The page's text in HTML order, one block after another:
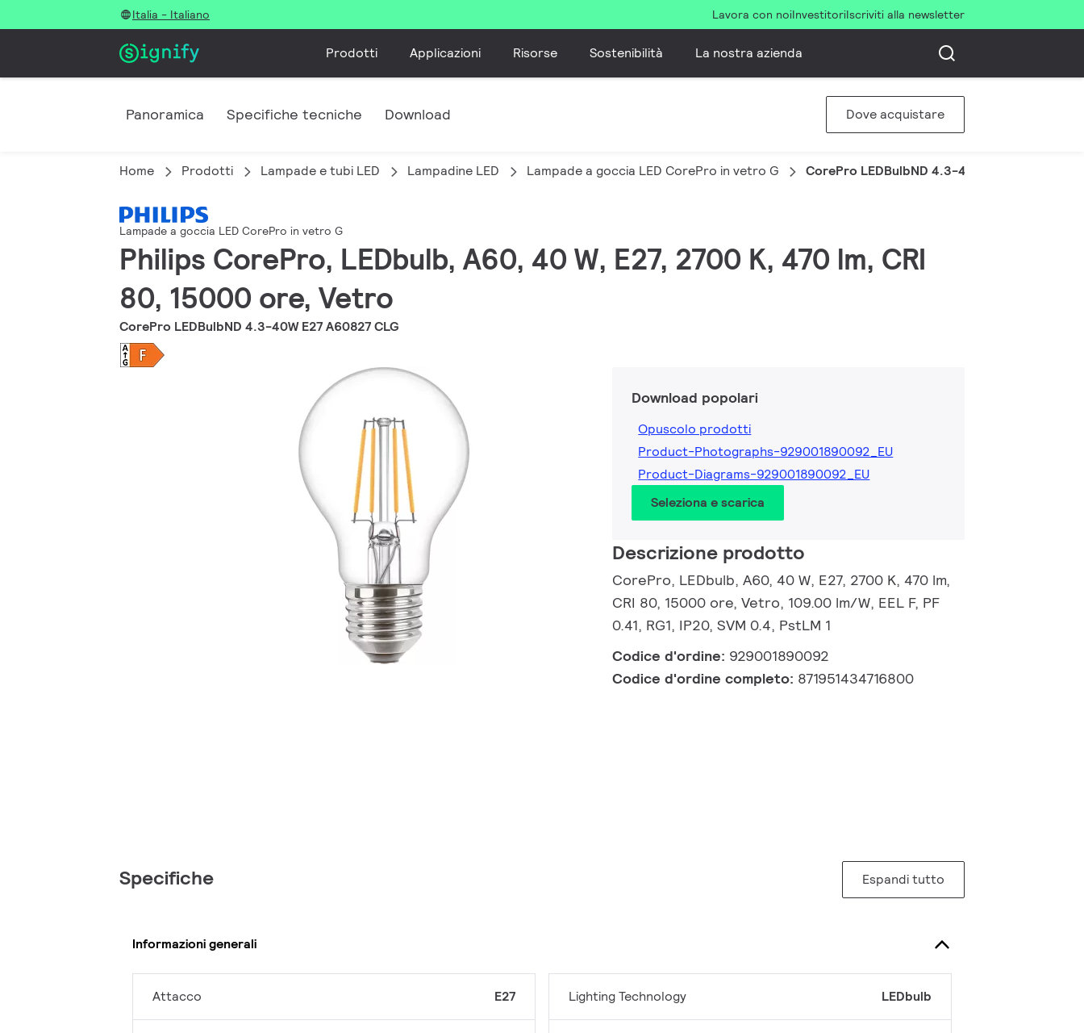
Italia - Italiano Lavora con noiInvestitoriIscriviti alla newsletter
Prodotti Applicazioni Risorse Sostenibilità La nostra azienda
Panoramica Specifiche tecniche Download Dove acquistare
Home Prodotti Lampade e tubi LED Lampadine LED Lampade a goccia LED CorePro in vetro G CorePro LEDBulbND 4.3-40W E27 A60827 CLG
Lampade a goccia LED CorePro in vetro G
Philips CorePro, LEDbulb, A60, 40 W, E27, 2700 K, 470 lm, CRI
80, 15000 ore, Vetro
CorePro LEDBulbND 4.3-40W E27 A60827 CLG
Download popolari
Opuscolo prodotti
Product-Photographs-929001890092_EU
Product-Diagrams-929001890092_EU
Seleziona e scarica
Descrizione prodotto
CorePro, LEDbulb, A60, 40 W, E27, 2700 K, 470 lm,
CRI 80, 15000 ore, Vetro, 109.00 lm/W, EEL F, PF
0.41, RG1, IP20, SVM 0.4, PstLM 1
Codice d'ordine: 929001890092
Codice d'ordine completo: 871951434716800
Specifiche Espandi tutto
Informazioni generali
Attacco E27 Lighting Technology LEDbulb